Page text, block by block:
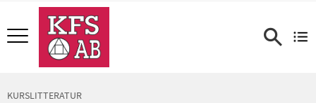
Meny
KURSLITTERATUR